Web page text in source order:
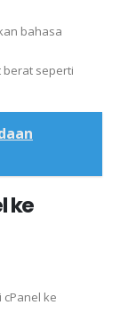
bahasa
berat seperti
ke
ke